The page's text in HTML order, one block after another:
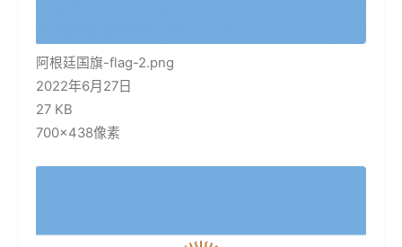
阿根廷国旗-flag-2.png
2022年6月27日
27 KB
700×438像素